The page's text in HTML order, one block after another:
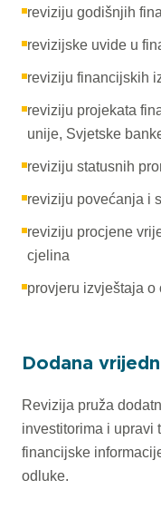
reviziju godišnjih
revizijske uvide u
reviziju financijskih
reviziju projekata
unije, Svjetske
reviziju statusnih
reviziju povećanja i
reviziju procjene
cjelina
provjeru izvještaja o
Dodana
Revizija pruža
investitorima i upravi
financijske
odluke.